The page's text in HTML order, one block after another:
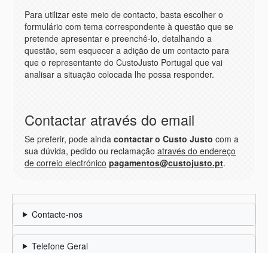
Para utilizar este meio de contacto, basta escolher o
formulário com tema correspondente à questão que se
pretende apresentar e preenchê-lo, detalhando a
questão, sem esquecer a adição de um contacto para
que o representante do CustoJusto Portugal que vai
analisar a situação colocada lhe possa responder.
Contactar através do email
Se preferir, pode ainda contactar o Custo Justo com a
sua dúvida, pedido ou reclamação através do endereço
de correio electrónico pagamentos@custojusto.pt.
Contacte-nos
Telefone Geral